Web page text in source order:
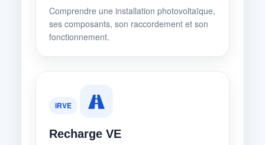
Comprendre une installation photovoltaïque,
ses composants, son raccordement et son
fonctionnement.
IRVE
Recharge VE